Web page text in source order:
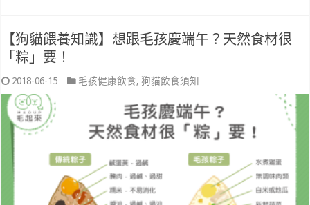
【狗貓餵養知識】想跟毛孩慶端午？天然食材很
「粽」要！
2018-06-15 毛孩健康飲食,狗貓飲食須知